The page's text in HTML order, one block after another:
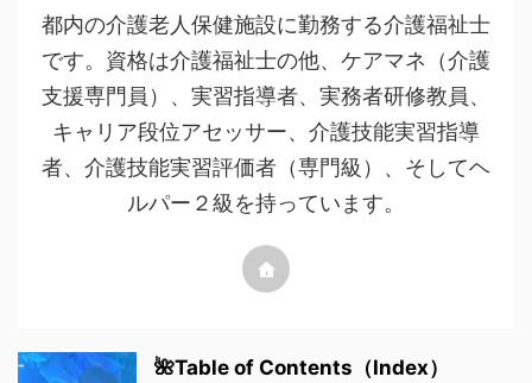
都内の介護老人保健施設に勤務する介護福祉士
です。資格は介護福祉士の他、ケアマネ（介護
支援専門員）、実習指導者、実務者研修教員、
キャリア段位アセッサー、介護技能実習指導
者、介護技能実習評価者（専門級）、そしてヘ
ルパー２級を持っています。
🌺Table of Contents（Index）